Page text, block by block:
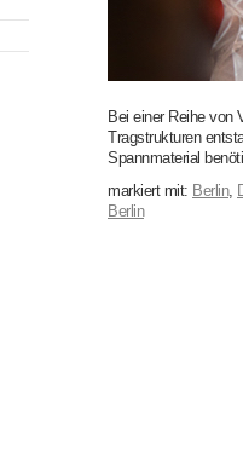
Bei einer Reihe von
Tragstrukturen
Spannmaterial
markiert mit: Berlin,
Berlin